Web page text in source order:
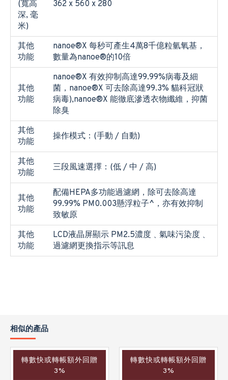
(寬高
深, 毫
米)
362 x 560 x 280
其他
功能
nanoe®X 每秒可產生4萬8千億粒氫氧基，
數量為nanoe®的10倍
其他
功能
nanoe®X 有效抑制高達99.99%病毒及細
菌，nanoe®X 可去除高達99.3% 貓科冠狀
病毒),nanoe®X 能徹底滲透衣物纖維，抑菌
除臭
其他
功能
操作模式：(手動 / 自動)
其他
功能
三段風速選擇：(低 / 中 / 高)
其他
功能
配備HEPA多功能過濾網，除可去除高達
99.99% PM0.003懸浮粒子^，亦有效抑制
致敏原
其他
功能
LCD液晶屏顯示 PM2.5濃度﹑氣味污染度﹑
過濾網更換指示等訊息
相似的產品
轉數快或轉帳額外回贈
3%
轉數快或轉帳額外回贈
3%